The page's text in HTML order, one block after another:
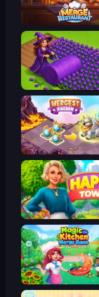
Merge Restaurant
Magic School
Mergest Kingdom
Happy Town